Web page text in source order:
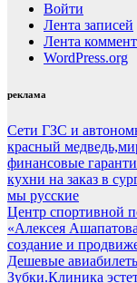
Войти
Лента записей
Лента
WordPress.org
реклама
Сети ГЗС и
красный
финансовые
кухни на заказ в
мы русские
Центр спортивной
«Алексея
создание и
Дешевые
Зубки.Клиника